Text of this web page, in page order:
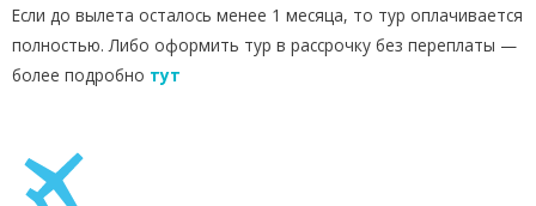
Если до вылета осталось менее 1 месяца, то тур оплачивается
полностью. Либо оформить тур в рассрочку без переплаты —
более подробно тут